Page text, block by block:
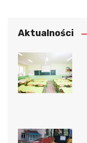
Aktualności